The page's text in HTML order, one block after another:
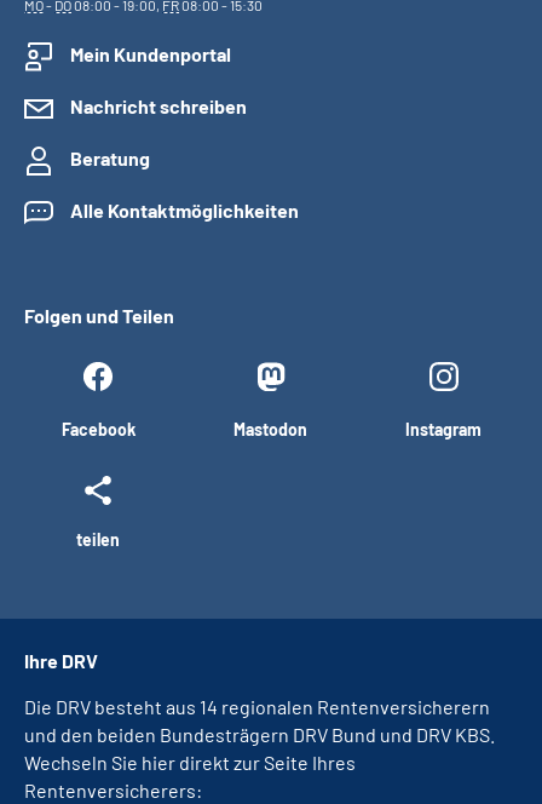
MO- DO08:00 - 19:00, FR08:00 - 15:30
Mein Kundenportal
Nachricht schreiben
Beratung
Alle Kontaktmöglichkeiten
Folgen und Teilen
Facebook Mastodon Instagram
teilen
Ihre DRV
Die DRV besteht aus 14 regionalen Rentenversicherern
und den beiden Bundesträgern DRV Bund und DRV KBS.
Wechseln Sie hier direkt zur Seite Ihres
Rentenversicherers: